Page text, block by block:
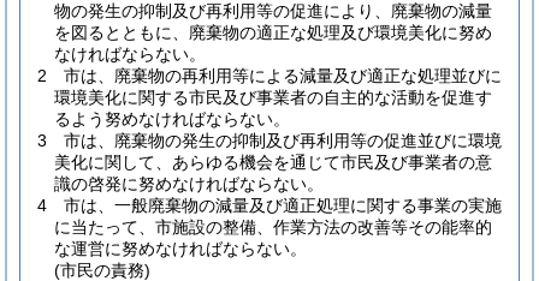
物の発生の抑制及び再利用等の促進により、廃棄物の減量
を図るとともに、廃棄物の適正な処理及び環境美化に努め
なければならない。
2
市は、廃棄物の再利用等による減量及び適正な処理並びに
環境美化に関する市民及び事業者の自主的な活動を促進す
るよう努めなければならない。
3
市は、廃棄物の発生の抑制及び再利用等の促進並びに環境
美化に関して、あらゆる機会を通じて市民及び事業者の意
識の啓発に努めなければならない。
4
市は、一般廃棄物の減量及び適正処理に関する事業の実施
に当たって、市施設の整備、作業方法の改善等その能率的
な運営に努めなければならない。
(市民の責務)